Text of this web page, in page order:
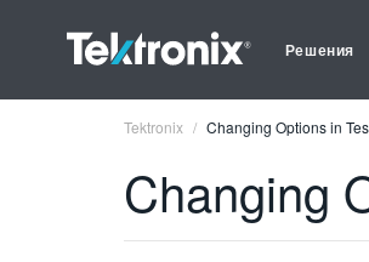
Решения
Tektronix Changing Options in
Changing